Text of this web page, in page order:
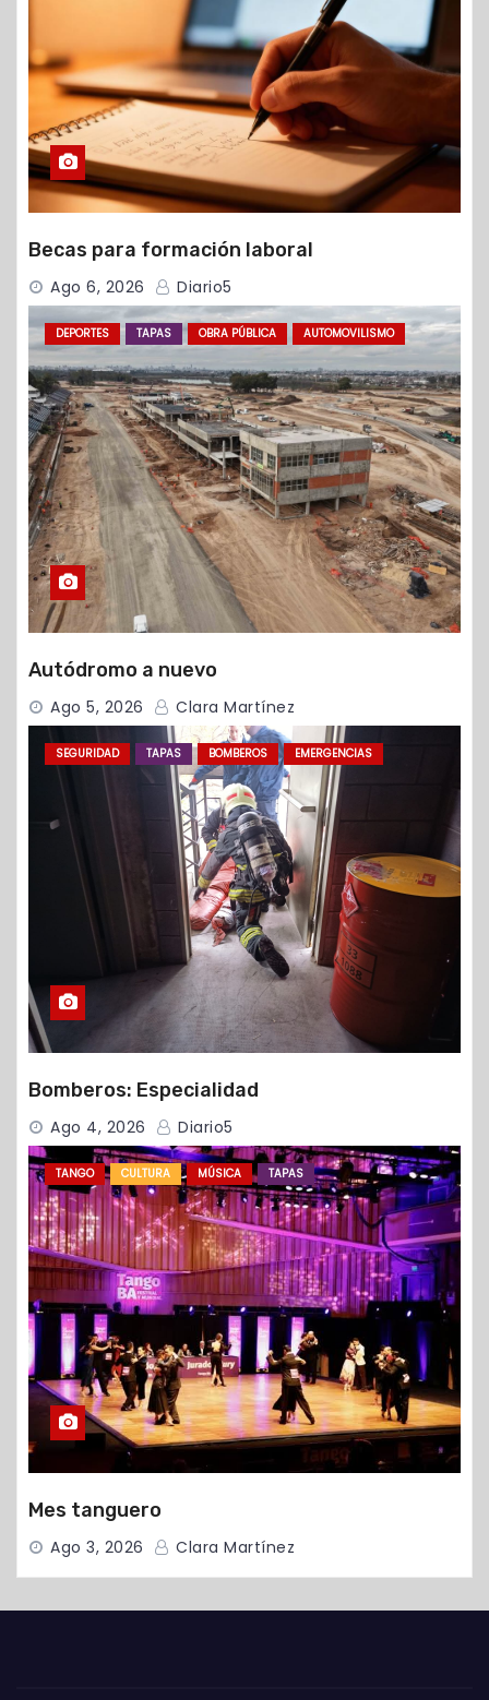
Becas para formación laboral
Ago 6, 2026 Diario5
DEPORTES TAPAS OBRA PÚBLICA AUTOMOVILISMO
Autódromo a nuevo
Ago 5, 2026 Clara Martínez
SEGURIDAD TAPAS BOMBEROS EMERGENCIAS
Bomberos: Especialidad
Ago 4, 2026 Diario5
TANGO CULTURA MÚSICA TAPAS
Mes tanguero
Ago 3, 2026 Clara Martínez